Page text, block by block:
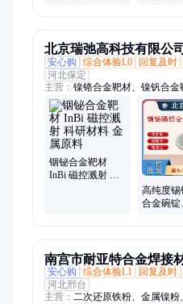
北京瑞弛高科技有限公司
安心购
综合体验L0 回复及时
河北保定
主营： 镍铬合金靶材、镍钒合
金、铬靶、二硼化钛靶材、钛
造、钛铝合金靶材、锰铜阻尼
靶材、钨镍铁合金、高熵合金
镍合金熔炼、铜合金熔炼、石
材、镍合金靶材、铬合金靶材
铟铋合金靶材
InBi 磁控溅射 科
高纯度锡
合金碗锭
南宫市耐亚特合金焊接
安心购
综合体验L1 回复及时
河北邢台
主营： 二次还原铁粉、金属镍